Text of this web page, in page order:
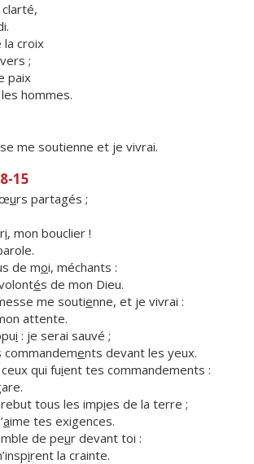
la croix
;
paix
hommes.
me soutienne et je vivrai.
15
urs partagés ;
i, mon bouclier !
de moi, méchants :
és de mon Dieu.
me soutienne, et je vivrai :
attente.
i : je serai sauvé ;
commandements devant les yeux.
qui fuient tes commandements :
tous les impies de la terre ;
aime tes exigences.
de peur devant toi :
irent la crainte.